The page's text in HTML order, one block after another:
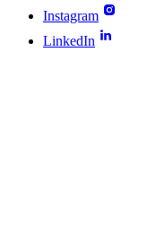
Instagram
LinkedIn